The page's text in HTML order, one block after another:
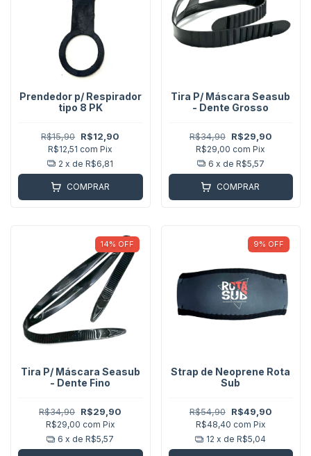
Prendedor p/ Respirador
tipo 8 PK
R$15,90 R$12,90
R$12,51 com Pix
2 x deR$6,81
COMPRAR
Tira P/ Máscara Seasub
- Dente Grosso
R$34,90 R$29,90
R$29,00 com Pix
6 x de R$5,57
COMPRAR
14% OFF
Tira P/ Máscara Seasub
- Dente Fino
R$34,90 R$29,90
R$29,00 com Pix
6 x deR$5,57
9% OFF
Strap de Neoprene Rota
Sub
R$54,90 R$49,90
R$48,40 com Pix
12 x deR$5,04